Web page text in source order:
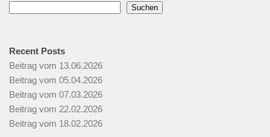
Suchen
Recent Posts
Beitrag vom 13.06.2026
Beitrag vom 05.04.2026
Beitrag vom 07.03.2026
Beitrag vom 22.02.2026
Beitrag vom 18.02.2026